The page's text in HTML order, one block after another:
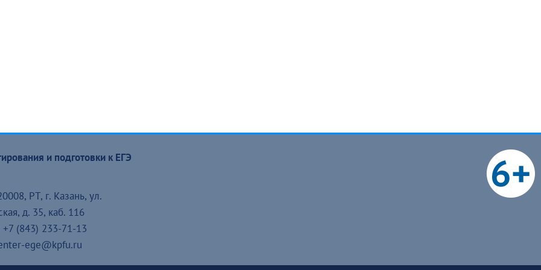
и подготовки к ЕГЭ
РТ, г. Казань, ул.
д. 35, каб. 116
(843) 233-71-13
ege@kpfu.ru